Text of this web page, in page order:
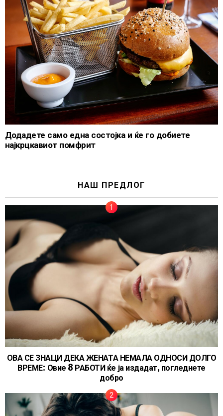
Додадете само една состојка и ќе го добиете
најкрцкавиот помфрит
НАШ ПРЕДЛОГ
ОВА СЕ ЗНАЦИ ДЕКА ЖЕНАТА НЕМАЛА ОДНОСИ ДОЛГО
ВРЕМЕ: Овие 8 РАБОТИ ќе ја издадат, погледнете
добро